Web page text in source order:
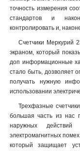
точность измерения
стандартов и
контролировать и,
Счетчики Меркурий
экраном, который
доп информационные
стало быть, дозволяет
получать нужную
использовании
Трехфазные
большая часть из нас
наружных
электромагнитных
который защищает